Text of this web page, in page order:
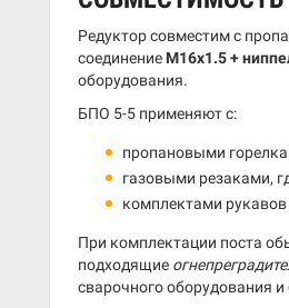
Редуктор совместим с
соединение M16x1.5 +
оборудования.
БПО 5-5 применяют с:
пропановыми
газовыми резаками,
комплектами
При комплектации поста
подходящие
сварочного оборудования